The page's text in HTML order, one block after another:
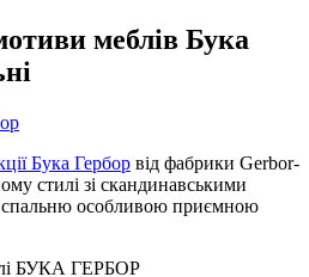
меблів Бука
Бука Гербор від фабрики Gerbor-
стилі зі скандинавськими
особливою приємною